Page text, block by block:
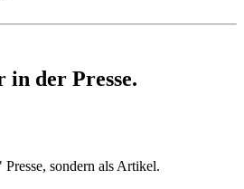
in der Presse.
sondern als Artikel.